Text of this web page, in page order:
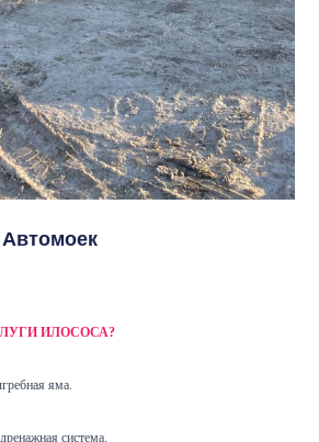
ИЛОСОСА?
яма.
система.